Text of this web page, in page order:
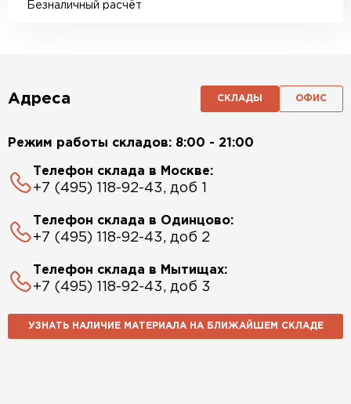
Безналичный расчёт
Адреса СКЛАДЫ ОФИС
Режим работы складов: 8:00 - 21:00
Телефон склада в Москве:
+7 (495) 118-92-43, доб 1
Телефон склада в Одинцово:
+7 (495) 118-92-43, доб 2
Телефон склада в Мытищах:
+7 (495) 118-92-43, доб 3
УЗНАТЬ НАЛИЧИЕ МАТЕРИАЛА НА БЛИЖАЙШЕМ СКЛАДЕ